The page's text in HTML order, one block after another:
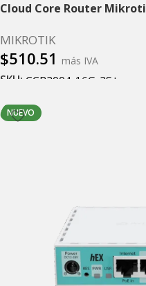
Cloud Core Router
MIKROTIK
$510.51 más IVA
SKU: CCR2004-16G-2S+
NUEVO